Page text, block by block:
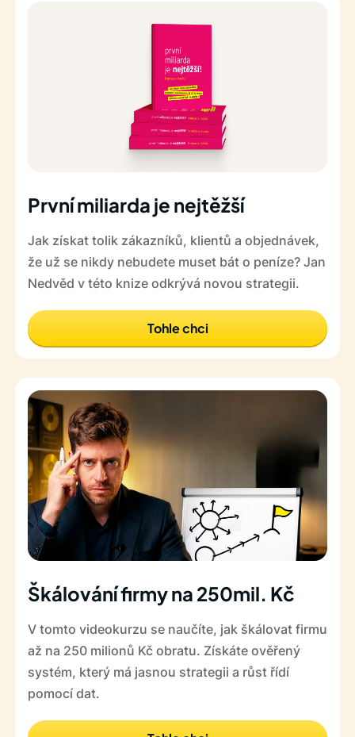
První miliarda je nejtěžší
Jak získat tolik zákazníků, klientů a objednávek,
že už se nikdy nebudete muset bát o peníze? Jan
Nedvěd v této knize odkrývá novou strategii.
Tohle chci
Škálování firmy na 250mil. Kč
V tomto videokurzu se naučíte, jak škálovat firmu
až na 250 milionů Kč obratu. Získáte ověřený
systém, který má jasnou strategii a růst řídí
pomocí dat.